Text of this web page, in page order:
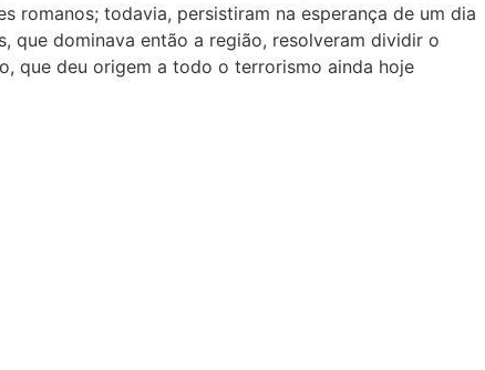
romanos; todavia, persistiram na esperança de um dia
que dominava então a região, resolveram dividir o
que deu origem a todo o terrorismo ainda hoje